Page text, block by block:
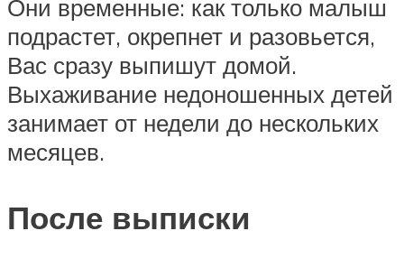
Они временные: как только малыш
подрастет, окрепнет и разовьется,
Вас сразу выпишут домой.
Выхаживание недоношенных детей
занимает от недели до нескольких
месяцев.
После выписки